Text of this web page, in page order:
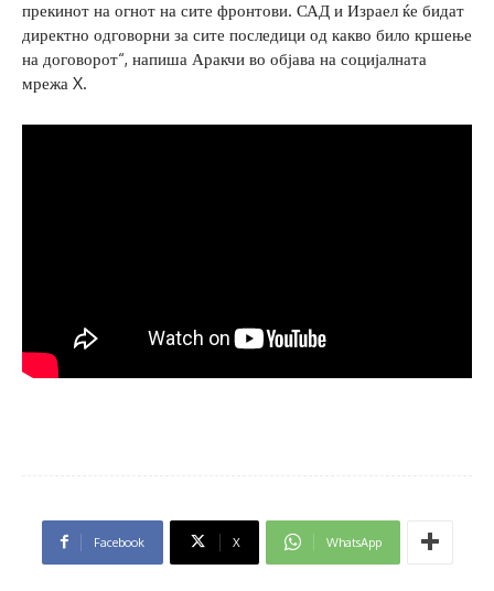
прекинот на огнот на сите фронтови. САД и Израел ќе бидат
директно одговорни за сите последици од какво било кршење
на договорот“, напиша Аракчи во објава на социјалната
мрежа X.
Facebook X WhatsApp